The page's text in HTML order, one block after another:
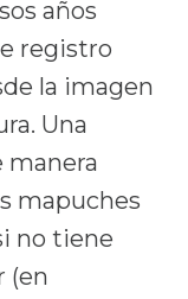
años
registro
la imagen
Una
manera
mapuches
no tiene
(en